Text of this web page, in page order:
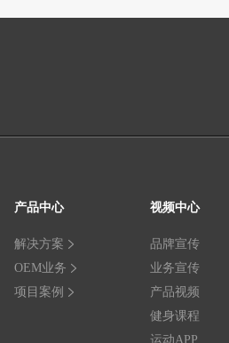
产品中心
解决方案
OEM业务
项目案例
视频中心
品牌宣传
业务宣传
产品视频
健身课程
运动APP